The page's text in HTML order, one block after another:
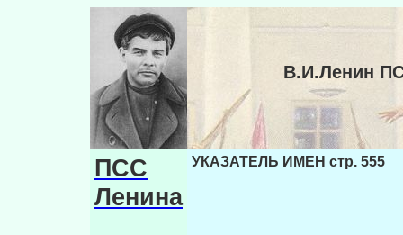
В.И.Ленин
ПСС
Ленина
УКАЗАТЕЛЬ ИМЕН стр. 555